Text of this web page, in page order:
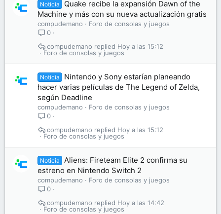
Noticia
Quake recibe la expansión Dawn of the
Machine y más con su nueva actualización gratis
compudemano
Foro de consolas y juegos
0
Foro de consolas y juegos
Hoy a las 15:12
compudemano
Noticia
Nintendo y Sony estarían planeando
hacer varias películas de The Legend of Zelda,
según Deadline
compudemano
Foro de consolas y juegos
0
Foro de consolas y juegos
Hoy a las 15:12
compudemano
Noticia
Aliens: Fireteam Elite 2 confirma su
estreno en Nintendo Switch 2
compudemano
Foro de consolas y juegos
0
Foro de consolas y juegos
Hoy a las 14:42
compudemano